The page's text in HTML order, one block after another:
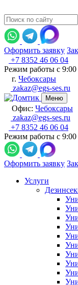
Оформить заявку
+7 8352 46 06 04
Режим работы с 9:00
г. Чебоксары
zakaz@egs-ses.ru
Меню
Офис: Чебоксары
zakaz@egs-ses.ru
+7 8352 46 06 04
Режим работы с 9:00
Оформить заявку
Услуги